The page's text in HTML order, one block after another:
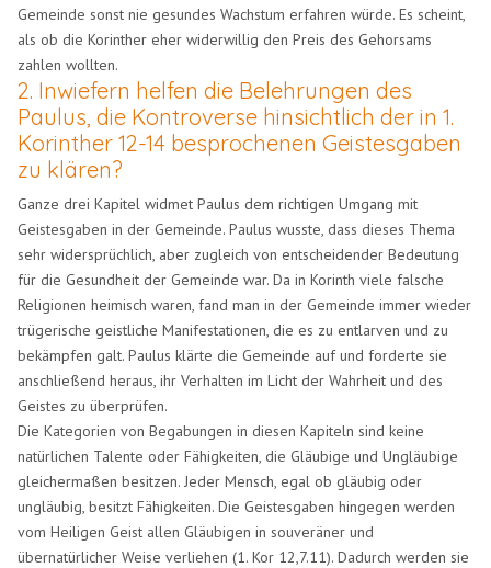
Gemeinde sonst nie gesundes Wachstum erfahren würde. Es scheint,
als ob die Korinther eher widerwillig den Preis des Gehorsams
zahlen wollten.
2. Inwiefern helfen die Belehrungen des
Paulus, die Kontroverse hinsichtlich der in 1.
Korinther 12-14 besprochenen Geistesgaben
zu klären?
Ganze drei Kapitel widmet Paulus dem richtigen Umgang mit
Geistesgaben in der Gemeinde. Paulus wusste, dass dieses Thema
sehr widersprüchlich, aber zugleich von entscheidender Bedeutung
für die Gesundheit der Gemeinde war. Da in Korinth viele falsche
Religionen heimisch waren, fand man in der Gemeinde immer wieder
trügerische geistliche Manifestationen, die es zu entlarven und zu
bekämpfen galt. Paulus klärte die Gemeinde auf und forderte sie
anschließend heraus, ihr Verhalten im Licht der Wahrheit und des
Geistes zu überprüfen.
Die Kategorien von Begabungen in diesen Kapiteln sind keine
natürlichen Talente oder Fähigkeiten, die Gläubige und Ungläubige
gleichermaßen besitzen. Jeder Mensch, egal ob gläubig oder
ungläubig, besitzt Fähigkeiten. Die Geistesgaben hingegen werden
vom Heiligen Geist allen Gläubigen in souveräner und
übernatürlicher Weise verliehen (1. Kor 12,7.11). Dadurch werden sie